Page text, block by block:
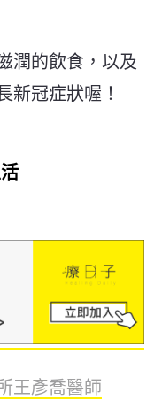
潤的飲食，以及
新冠症狀喔！
王彥喬醫師